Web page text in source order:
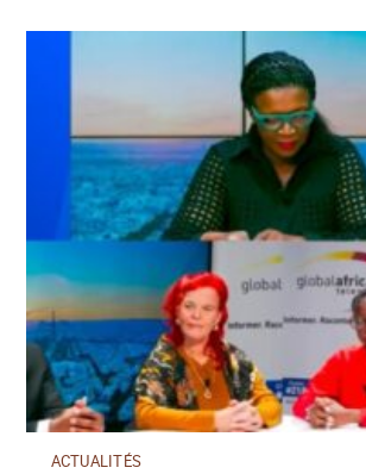
ACTUALITÉS